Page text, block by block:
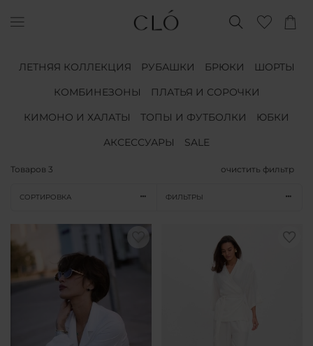
ЛЕТНЯЯ КОЛЛЕКЦИЯ РУБАШКИ БРЮКИ
ШОРТЫ
КОМБИНЕЗОНЫ
ПЛАТЬЯ И СОРОЧКИ
КИМОНО И ХАЛАТЫ
ТОПЫ И ФУТБОЛКИ
ЮБКИ
АКСЕССУАРЫ
SALE
Товаров 3 очистить фильтр
СОРТИРОВКА ФИЛЬТРЫ